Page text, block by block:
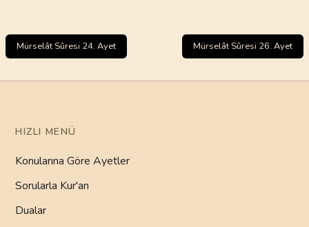
Mürselât Sûresi 24. Ayet Mürselât Sûresi 26. Ayet
HIZLI MENÜ
Konularına Göre Ayetler
Sorularla Kur'an
Dualar